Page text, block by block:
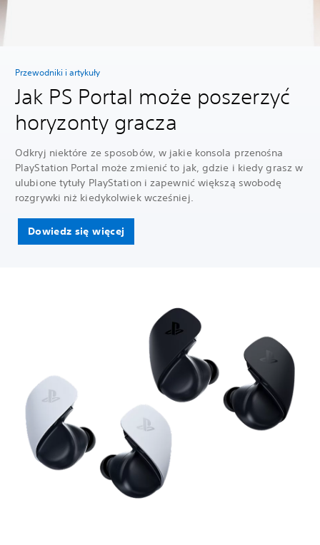
Przewodniki i artykuły
Jak PS Portal może poszerzyć
horyzonty gracza
Odkryj niektóre ze sposobów, w jakie konsola przenośna
PlayStation Portal może zmienić to jak, gdzie i kiedy grasz w
ulubione tytuły PlayStation i zapewnić większą swobodę
rozgrywki niż kiedykolwiek wcześniej.
Dowiedz się więcej